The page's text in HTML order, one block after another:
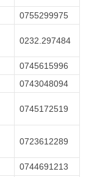
0755299975
0232.297484
0745615996
0743048094
0745172519
0723612289
0744691213